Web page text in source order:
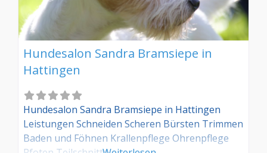
Hundesalon Sandra Bramsiepe in
Hattingen
Hundesalon Sandra Bramsiepe in Hattingen
Leistungen Schneiden Scheren Bürsten Trimmen
Baden und Föhnen Krallenpflege Ohrenpflege